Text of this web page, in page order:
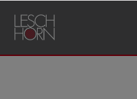
springen